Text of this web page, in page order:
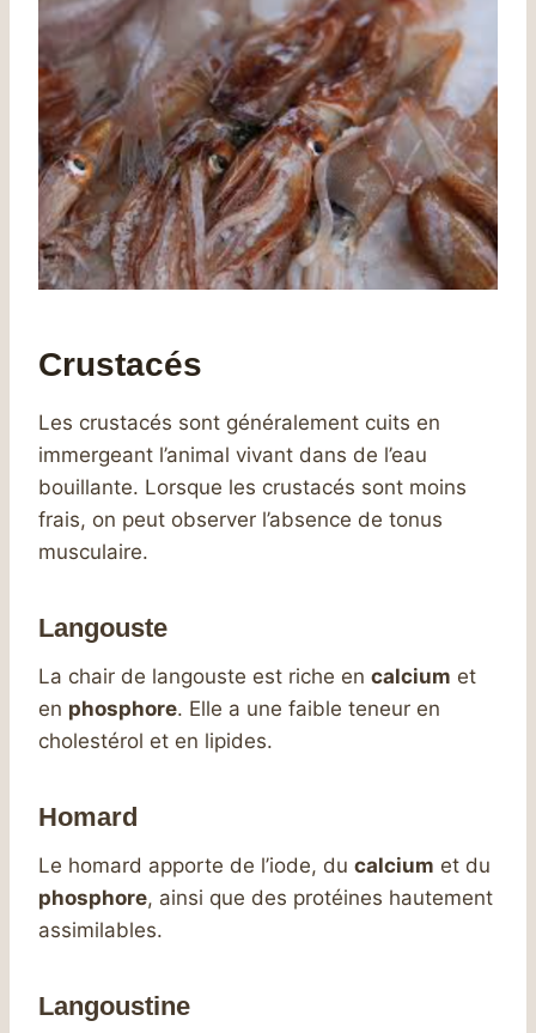
Crustacés
Les crustacés sont généralement cuits en
immergeant l’animal vivant dans de l’eau
bouillante. Lorsque les crustacés sont moins
frais, on peut observer l’absence de tonus
musculaire.
Langouste
La chair de langouste est riche en calcium et
en phosphore. Elle a une faible teneur en
cholestérol et en lipides.
Homard
Le homard apporte de l’iode, du calcium et du
phosphore, ainsi que des protéines hautement
assimilables.
Langoustine